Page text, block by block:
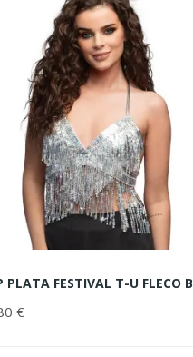
PLATA FESTIVAL T-U FLECO B
€
AÑADIR AL CARRITO